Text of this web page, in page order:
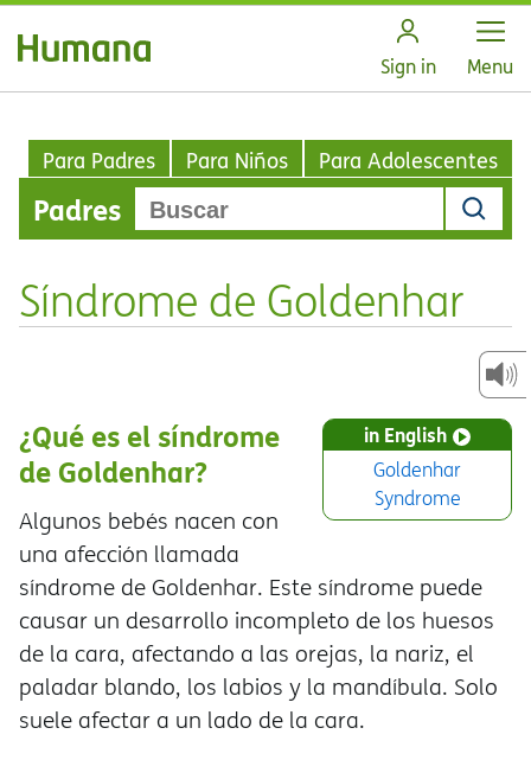
Sign in Open
Menu
Para Padres Para Niños Para Adolescentes
Padres
Síndrome de Goldenhar
in English
Goldenhar
Syndrome
¿Qué es el síndrome
de Goldenhar?
Algunos bebés nacen con
una afección llamada
síndrome de Goldenhar. Este síndrome puede
causar un desarrollo incompleto de los huesos
de la cara, afectando a las orejas, la nariz, el
paladar blando, los labios y la mandíbula. Solo
suele afectar a un lado de la cara.